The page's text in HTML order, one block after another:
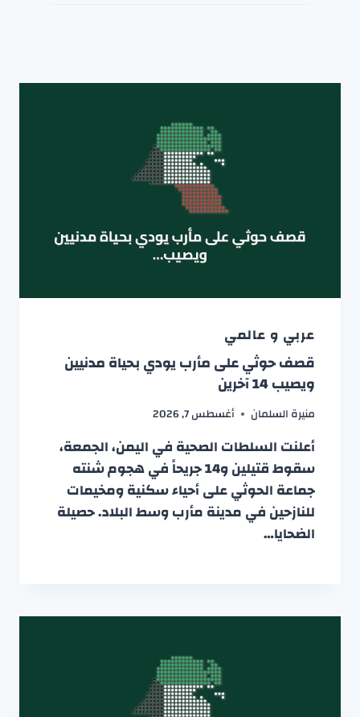
عربي و عالمي
قصف حوثي على مأرب يودي بحياة مدنيين
ويصيب 14 آخرين
منيرة السلمان أغسطس 7, 2026
أعلنت السلطات الصحية في اليمن، الجمعة،
سقوط قتيلين و14 جريحاً في هجوم شنته
جماعة الحوثي على أحياء سكنية ومخيمات
للنازحين في مدينة مأرب وسط البلاد. حصيلة
الضحايا…